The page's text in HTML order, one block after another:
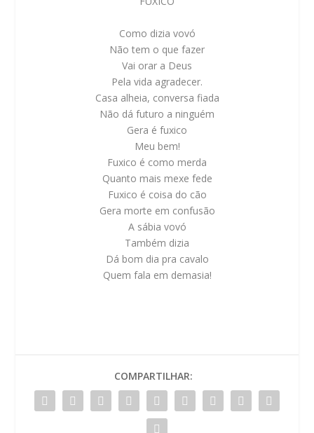
Como dizia vovó
Não tem o que fazer
Vai orar a Deus
Pela vida agradecer.
Casa alheia, conversa fiada
Não dá futuro a ninguém
Gera é fuxico
Meu bem!
Fuxico é como merda
Quanto mais mexe fede
Fuxico é coisa do cão
Gera morte em confusão
A sábia vovó
Também dizia
Dá bom dia pra cavalo
Quem fala em demasia!
COMPARTILHAR: